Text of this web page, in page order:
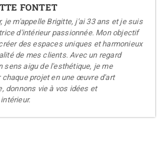
FONTET
je m'appelle Brigitte, j'ai 33 ans et je suis
d'intérieur passionnée. Mon objectif
des espaces uniques et harmonieux
de mes clients. Avec un regard
sens aigu de l'esthétique, je me
projet en une œuvre d'art
donnons vie à vos idées et